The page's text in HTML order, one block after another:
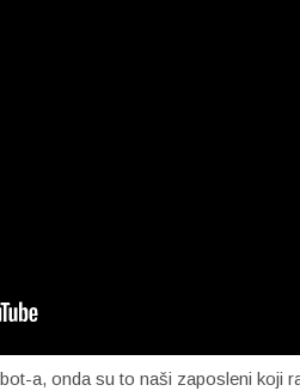
a, onda su to naši zaposleni koji